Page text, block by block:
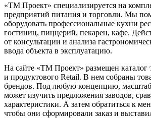
«ТМ Проект» специализируется на
предприятий питания и торговли. Мы
оборудовать профессиональные кухни
гостиниц, пиццерий, пекарен, кафе.
от консультации и анализа
ввода объекта в эксплуатацию.
На сайте «ТМ Проект» размещен каталог
и продуктового Retail. В нем собраны
брендов. Под любую концепцию,
может изучить предложения заводов,
характеристики. А затем обратиться к
чтобы они сформировали заказ и